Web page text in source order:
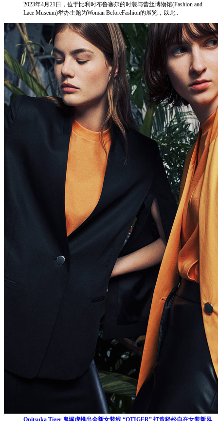
2023年4月21日，位于比利时布鲁塞尔的时装与蕾丝博物馆(Fashion and
Lace Museum)举办主题为Woman BeforeFashion的展览，以此..
Onitsuka Tiger 鬼塚虎推出全新女装线 “OTIGER” 打造轻松自在女装新风